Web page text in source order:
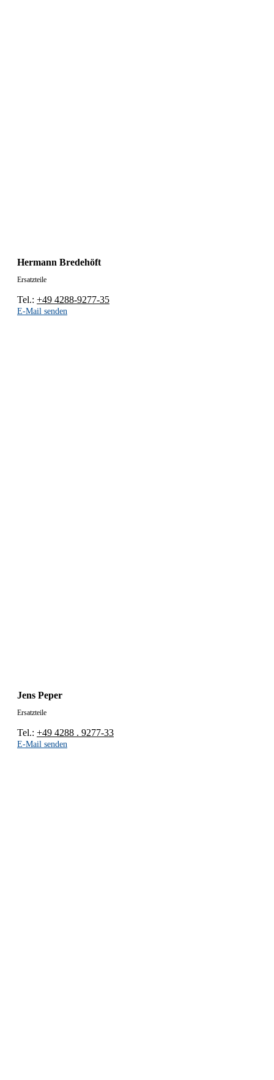
Hermann Bredehöft
Ersatzteile
Tel.: +49 4288-9277-35
E-Mail senden
Jens Peper
Ersatzteile
Tel.: +49 4288 . 9277-33
E-Mail senden